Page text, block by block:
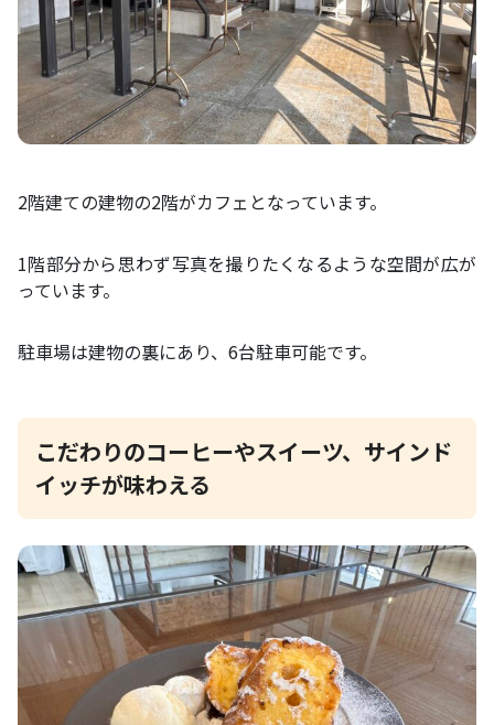
2階建ての建物の2階がカフェとなっています。
1階部分から思わず写真を撮りたくなるような空間が広が
っています。
駐車場は建物の裏にあり、6台駐車可能です。
こだわりのコーヒーやスイーツ、サインド
イッチが味わえる